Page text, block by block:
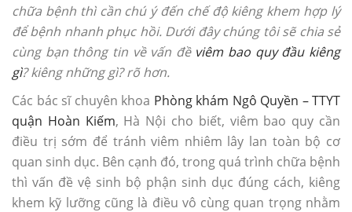
chữa bệnh thì cần chú ý đến chế độ kiêng khem hợp lý
để bệnh nhanh phục hồi. Dưới đây chúng tôi sẽ chia sẻ
cùng bạn thông tin về vấn đề viêm bao quy đầu kiêng
gì? kiêng những gì? rõ hơn.
Các bác sĩ chuyên khoa Phòng khám Ngô Quyền – TTYT
quận Hoàn Kiếm, Hà Nội cho biết, viêm bao quy cần
điều trị sớm để tránh viêm nhiêm lây lan toàn bộ cơ
quan sinh dục. Bên cạnh đó, trong quá trình chữa bệnh
thì vấn đề vệ sinh bộ phận sinh dục đúng cách, kiêng
khem kỹ lưỡng cũng là điều vô cùng quan trọng nhằm